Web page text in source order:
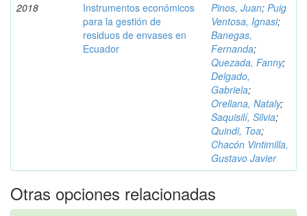
2018
Instrumentos económicos
para la gestión de
residuos de envases en
Ecuador
Pinos, Juan; Puig
Ventosa, Ignasi;
Banegas,
Fernanda;
Quezada, Fanny;
Delgado,
Gabriela;
Orellana, Nataly;
Saquisilí, Silvia;
Quindi, Toa;
Chacón Vintimilla,
Gustavo Javier
Otras opciones relacionadas